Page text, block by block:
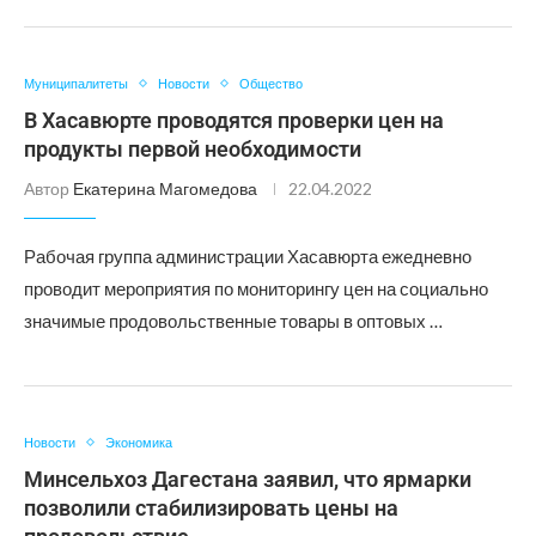
Муниципалитеты Новости Общество
В Хасавюрте проводятся проверки цен на
продукты первой необходимости
Автор Екатерина Магомедова 22.04.2022
Рабочая группа администрации Хасавюрта ежедневно
проводит мероприятия по мониторингу цен на социально
значимые продовольственные товары в оптовых …
Новости Экономика
Минсельхоз Дагестана заявил, что ярмарки
позволили стабилизировать цены на